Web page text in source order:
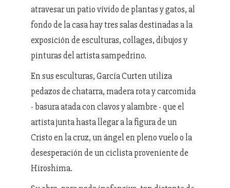
atravesar un patio vívido de plantas y gatos, al
fondo de la casa hay tres salas destinadas a la
exposición de esculturas, collages, dibujos y
pinturas del artista sampedrino.
En sus esculturas, García Curten utiliza
pedazos de chatarra, madera rota y carcomida
- basura atada con clavos y alambre - que el
artista junta hasta llegar a la figura de un
Cristo en la cruz, un ángel en pleno vuelo o la
desesperación de un ciclista proveniente de
Hiroshima.